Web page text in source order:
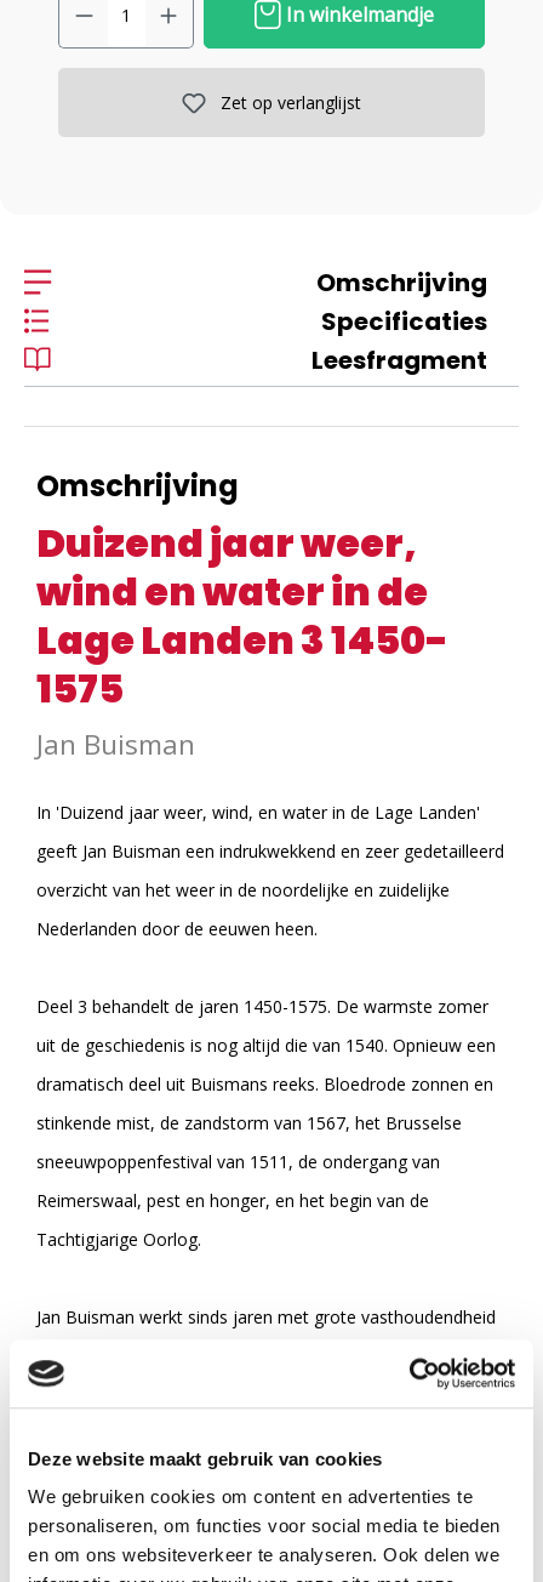
Deze website maakt gebruik van cookies
We gebruiken cookies om content en advertenties te
personaliseren, om functies voor social media te bieden
en om ons websiteverkeer te analyseren. Ook delen we
In winkelmandje
Zet op verlanglijst
Omschrijving
Specificaties
Leesfragment
Omschrijving
Duizend jaar weer,
wind en water in de
Lage Landen 3 1450-
1575
Jan Buisman
In 'Duizend jaar weer, wind, en water in de Lage Landen'
geeft Jan Buisman een indrukwekkend en zeer gedetailleerd
overzicht van het weer in de noordelijke en zuidelijke
Nederlanden door de eeuwen heen.
Deel 3 behandelt de jaren 1450-1575. De warmste zomer
uit de geschiedenis is nog altijd die van 1540. Opnieuw een
dramatisch deel uit Buismans reeks. Bloedrode zonnen en
stinkende mist, de zandstorm van 1567, het Brusselse
sneeuwpoppenfestival van 1511, de ondergang van
Reimerswaal, pest en honger, en het begin van de
Tachtigjarige Oorlog.
Jan Buisman werkt sinds jaren met grote vasthoudendheid
aan zijn grote reeks over de geschiedenis van het weer. De
hele serie gaat waarschijnlijk uit tien delen bestaan van elk
verschijnen van deze delen, waaraan naast Buisman ook
andere auteurs meewerken, valt nog weinig met zekerheid
te zeggen.